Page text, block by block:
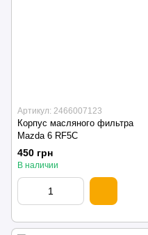
Артикул: 2466007123
Корпус масляного фильтра
Mazda 6 RF5C
450 грн
В наличии